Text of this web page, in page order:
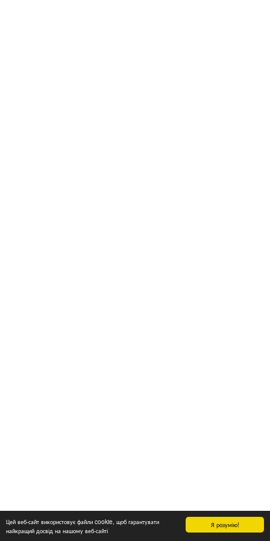
Я розумію!
Цей веб-сайт використовує файли cookie, щоб гарантувати
найкращий досвід на нашому веб-сайті